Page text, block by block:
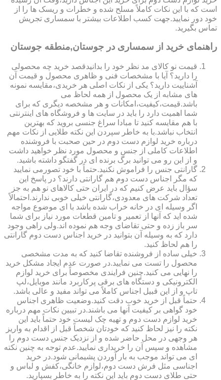
است که با این نکات کاملاً مسلح شده و خطرات و ریسک ها را از
خود دور نمایید.جهت کسب اطلاعات بیشتر با سمساری تجریش
تماس بگیرید.
راهنمای خرید از سمساری در جوستان,منطقه جوستان
قیمت نو کالای مد نظر خود را بدانیدقصد خرید چه محصولی
را دارید؟ آیا با مشخصات فنی و ظاهری محصول و قیمت آن
آشناییت دارید؟ یکی از نکات اصلی هر خریدی،مقایسه نمونه
های مشابه از یک محصول از همه لحاظ می
باشد.قیمت،کیفیت،امکانات و هر مشخصه دیگری که برای
شما اهمیت دارد را باید در سایت ها و فروشگاه های اینترنتی
با هم مقایسه کنید تا مبادا سراغ جنسی بروید که بهترین
انتخاب نباشد.با به خاطر سپردن این نکته طلایی از نکات مهم
درباره خرید لوازم دست دوم در حین صحبت با فروشنده
اطلاعات کاملی از جنس و محصول مورد نظر خواهید داشت
و از این رو می توانید برگ برنده ای در گفتگو داشته باشید.
گارانتی جنس را فراموش نکنید.حتماً با خود تصورمی نمایید
که مگر اجناس دست دوم هم گارانتی دارند؟ در پاسخ این
سؤال باید عرض کنیم که در ایران حتی کالاهای نو هم به جز
تعداد شرکت های معدودی،گارانتی خیلی خوبی ندارند.احتمالاً
اگر وسیله ای در خانه خراب شده باشد با ای موضوع مواجه
شده اید که آنها از تعمیر و تامین قطعات مورد نیاز برای شما
سر باز زده و حتی تقاضای وجه هم نموده اند.ولی راهی وجود
دارد که به وسیله آن بتوانید در خرید اجناس دست دوم گارانتی
را هم لحاظ کنید.
خیلی ساده از فروشنده تقاضا کنید که به مدت مشخصی
محصول را تست می نمایید.در صورت عدم ایجاد مشکل خرید
را نهایی می کنید.چنین فرایندی مخصوصاً برای خرید لوازم
الکترونیکی و دستگاه های برقی پرکاربرد مانند موبایل،لپ
تاپ و از این قبیل اجناس کاملاً می تواند مفید و عالی باشد.
حتماً قبل از خرید خوب دقت کنید.وضعیت ظاهری اجناس
خود گواهی بر کیفیت آنها می باشند.در تبیین نکات مهم درباره
خرید لوازم دست دوم و تهیه چک لیست خود حتماً باید این
نکته را نیز لحاظ کنید که خودتان شخصاً قبل از اقدام به واریز
هر وجهی در محل حاضر شده و از نزدیک جنس دست دوم را
مشاهده و سپس آن را خریداری نمایید.عدم توجه به چنین نکته
ای می تواند موجب به بار آوردن پشیمانی شود.در خرید
اجناسی مثل فرش دست دوم،لوازم خانگی،کفش و لباس و
حتی طلای دست دوم باید این نکته را به خاطر بسپارید.